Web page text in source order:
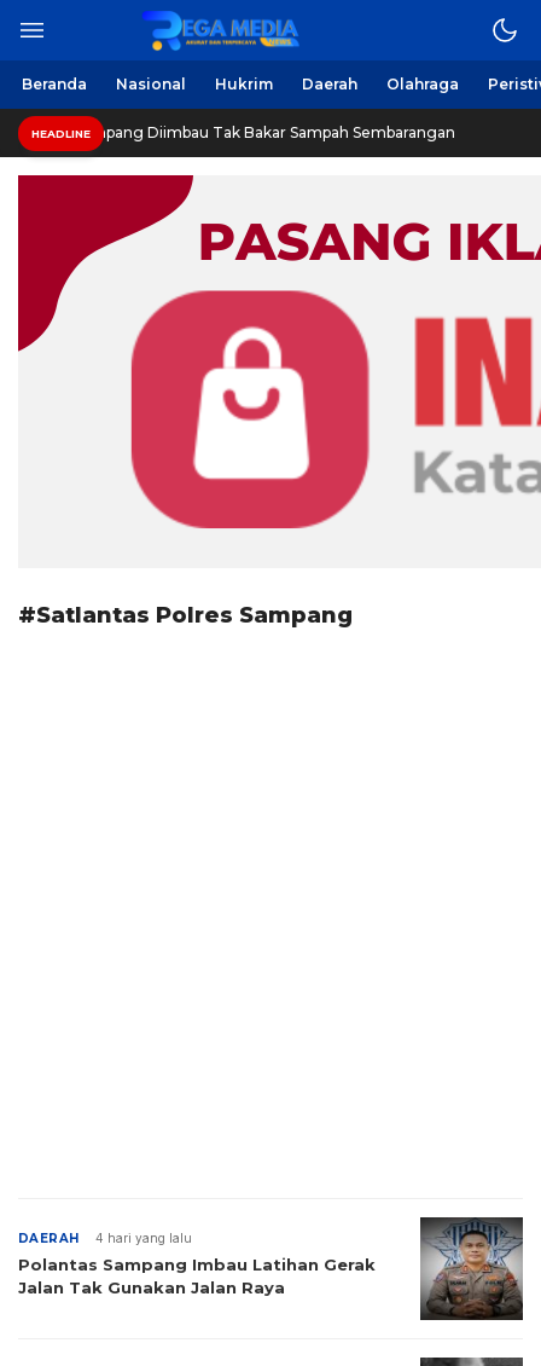
Regamedianews.com
Berita Harian Online
Beranda Nasional Hukrim Daerah Olahraga
HEADLINE
Sampang Diimbau Tak Bakar Sampah Sembarangan
#Satlantas Polres Sampang
DAERAH 4 hari yang lalu
Polantas Sampang Imbau Latihan Gerak
Jalan Tak Gunakan Jalan Raya